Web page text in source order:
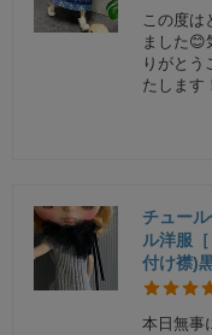
この度は
ました
りがとう
たします！
チュー
ル洋服
付け襟)
本日無事